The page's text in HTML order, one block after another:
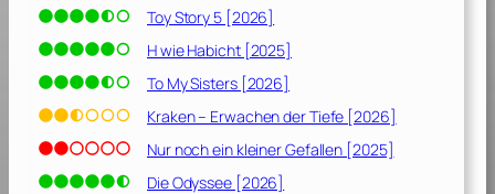
2
0
]
Toy Story 5 [2026]
H wie Habicht [2025]
To My Sisters [2026]
Kraken – Erwachen der Tiefe [2026]
Nur noch ein kleiner Gefallen [2025]
Die Odyssee [2026]